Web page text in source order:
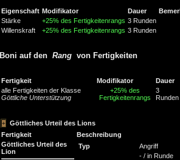
Eigenschaft Modifikator Dauer
Stärke
+25% des Fertigkeitenrangs 3 Runden
Willenskraft
+25% des Fertigkeitenrangs 3 Runden
Boni auf den Rang von Fertigkeiten
Fertigkeit Modifikator
Dauer
alle Fertigkeiten der Klasse
Göttliche Unterstützung
+25% des
Fertigkeitenrangs
3
Runden
Göttliches Urteil des Lions
Fertigkeit
Beschreibung
Göttliches Urteil des
Lion
Typ Angriff
- / in Runde